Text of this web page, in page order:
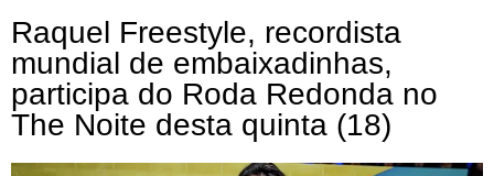
Raquel Freestyle, recordista
mundial de embaixadinhas,
participa do Roda Redonda no
The Noite desta quinta (18)